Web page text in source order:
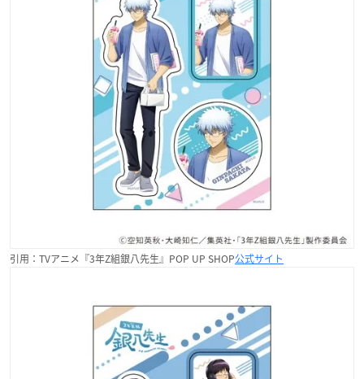
引用：TVアニメ『3年Z組銀八先生』POP UP SHOP公式サイト